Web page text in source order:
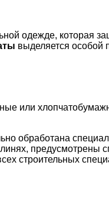
одежде, которая
выделяется особой
или
обработана
предусмотрены
строительных